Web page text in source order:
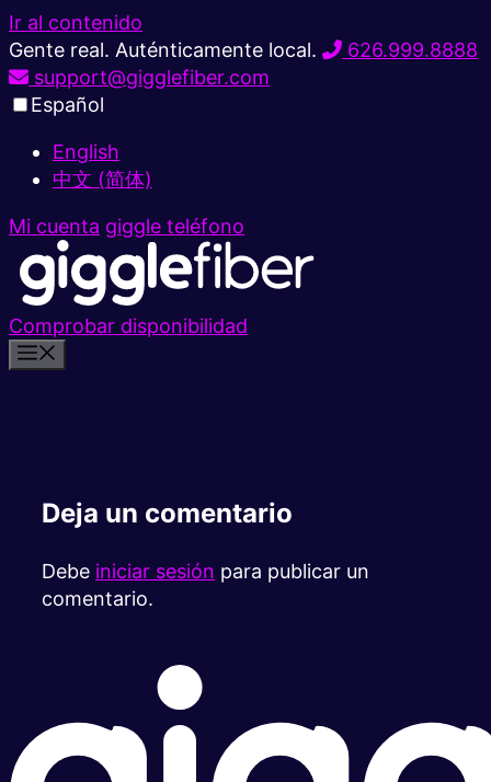
Ir al contenido
Gente real. Auténticamente local.
626.999.8888
support@gigglefiber.com
Español
English
中文 (简体)
Mi cuenta giggle teléfono
Comprobar disponibilidad
Deja un comentario
Debe iniciar sesión para publicar un
comentario.